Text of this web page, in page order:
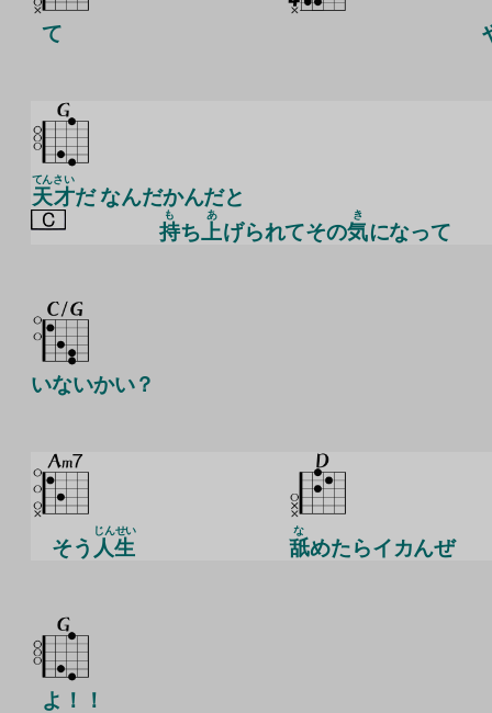
て
天
てん
才
さい
だ なんだかんだと
持
も
ち上
あ
げられてその気
き
になって
いないかい？
そう 人生
じんせい
舐
な
めたらイカんぜ
よ！！